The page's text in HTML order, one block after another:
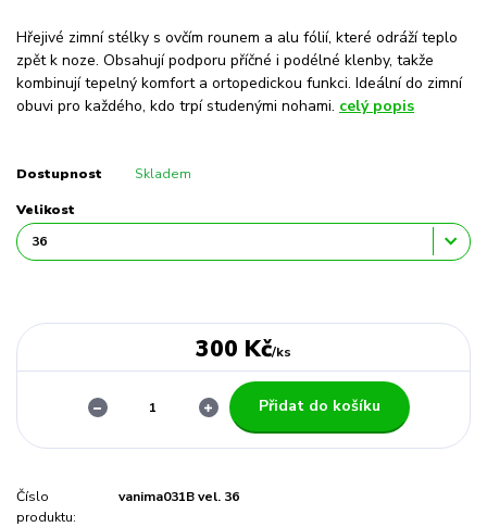
Hřejivé zimní stélky s ovčím rounem a alu fólií, které odráží teplo
zpět k noze. Obsahují podporu příčné i podélné klenby, takže
kombinují tepelný komfort a ortopedickou funkci. Ideální do zimní
obuvi pro každého, kdo trpí studenými nohami. celý popis
Dostupnost Skladem
Velikost
300 Kč/ks
Přidat do košíku
Číslo
produktu:
vanima031B vel. 36